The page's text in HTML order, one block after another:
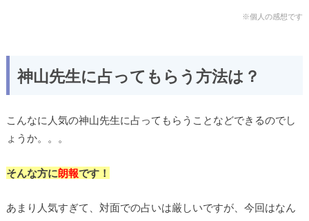
※個人の感想です
神山先生に占ってもらう方法は？
こんなに人気の神山先生に占ってもらうことなどできるのでし
ょうか。。。
そんな方に朗報です！
あまり人気すぎて、対面での占いは厳しいですが、今回はなん